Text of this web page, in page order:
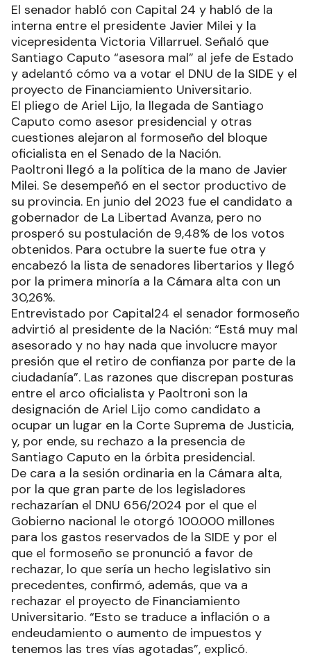
El senador habló con Capital 24 y habló de la
interna entre el presidente Javier Milei y la
vicepresidenta Victoria Villarruel. Señaló que
Santiago Caputo “asesora mal” al jefe de Estado
y adelantó cómo va a votar el DNU de la SIDE y el
proyecto de Financiamiento Universitario.
El pliego de Ariel Lijo, la llegada de Santiago
Caputo como asesor presidencial y otras
cuestiones alejaron al formoseño del bloque
oficialista en el Senado de la Nación.
Paoltroni llegó a la política de la mano de Javier
Milei. Se desempeñó en el sector productivo de
su provincia. En junio del 2023 fue el candidato a
gobernador de La Libertad Avanza, pero no
prosperó su postulación de 9,48% de los votos
obtenidos. Para octubre la suerte fue otra y
encabezó la lista de senadores libertarios y llegó
por la primera minoría a la Cámara alta con un
30,26%.
Entrevistado por Capital24 el senador formoseño
advirtió al presidente de la Nación: “Está muy mal
asesorado y no hay nada que involucre mayor
presión que el retiro de confianza por parte de la
ciudadanía”. Las razones que discrepan posturas
entre el arco oficialista y Paoltroni son la
designación de Ariel Lijo como candidato a
ocupar un lugar en la Corte Suprema de Justicia,
y, por ende, su rechazo a la presencia de
Santiago Caputo en la órbita presidencial.
De cara a la sesión ordinaria en la Cámara alta,
por la que gran parte de los legisladores
rechazarían el DNU 656/2024 por el que el
Gobierno nacional le otorgó 100.000 millones
para los gastos reservados de la SIDE y por el
que el formoseño se pronunció a favor de
rechazar, lo que sería un hecho legislativo sin
precedentes, confirmó, además, que va a
rechazar el proyecto de Financiamiento
Universitario. “Esto se traduce a inflación o a
endeudamiento o aumento de impuestos y
tenemos las tres vías agotadas”, explicó.